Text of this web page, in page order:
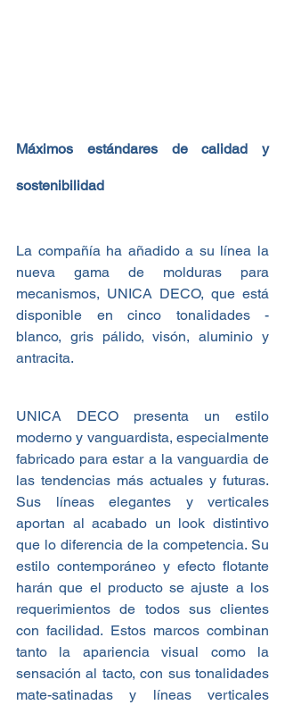
Máximos estándares de calidad y
sostenibilidad
La compañía ha añadido a su línea la
nueva gama de molduras para
mecanismos, UNICA DECO, que está
disponible en cinco tonalidades -
blanco, gris pálido, visón, aluminio y
antracita.
UNICA DECO presenta un estilo
moderno y vanguardista, especialmente
fabricado para estar a la vanguardia de
las tendencias más actuales y futuras.
Sus líneas elegantes y verticales
aportan al acabado un look distintivo
que lo diferencia de la competencia. Su
estilo contemporáneo y efecto flotante
harán que el producto se ajuste a los
requerimientos de todos sus clientes
con facilidad. Estos marcos combinan
tanto la apariencia visual como la
sensación al tacto, con sus tonalidades
mate-satinadas y líneas verticales